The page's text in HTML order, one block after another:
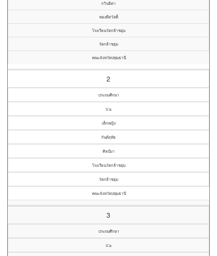
กวินธิตา
ทองดีสวัสดิ์
โรงเรียนวัดกล้าชอุ่ม
วัดกล้าชอุ่ม
คณะจังหวัดปทุมธานี
2
ประถมศึกษา
ป.๖
เด็กหญิง
กันต์ฤทัย
ศิลป์มา
โรงเรียนวัดกล้าชอุ่ม
วัดกล้าชอุ่ม
คณะจังหวัดปทุมธานี
3
ประถมศึกษา
ป.๖